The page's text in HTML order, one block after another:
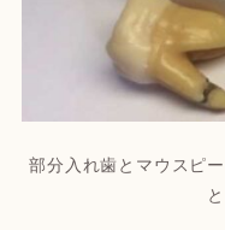
部分入れ歯とマウスピ